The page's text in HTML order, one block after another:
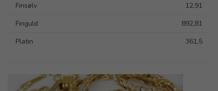
Finsølv
12,91
Finguld
892,81
Platin
361,5